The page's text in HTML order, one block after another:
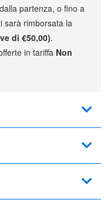
partenza, o fino a
sarà rimborsata la
di €50,00).
in tariffa Non